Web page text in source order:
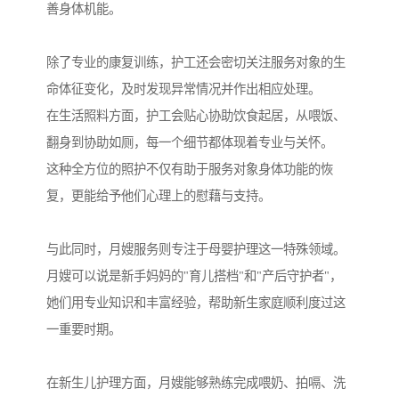
善身体机能。
除了专业的康复训练，护工还会密切关注服务对象的生
命体征变化，及时发现异常情况并作出相应处理。
在生活照料方面，护工会贴心协助饮食起居，从喂饭、
翻身到协助如厕，每一个细节都体现着专业与关怀。
这种全方位的照护不仅有助于服务对象身体功能的恢
复，更能给予他们心理上的慰藉与支持。
与此同时，月嫂服务则专注于母婴护理这一特殊领域。
月嫂可以说是新手妈妈的"育儿搭档"和"产后守护者"，
她们用专业知识和丰富经验，帮助新生家庭顺利度过这
一重要时期。
在新生儿护理方面，月嫂能够熟练完成喂奶、拍嗝、洗